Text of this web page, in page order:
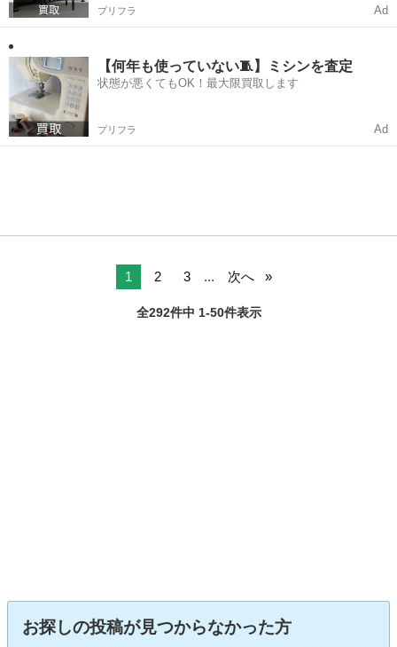
プリフラ Ad
【何年も使っていない🧵】ミシンを査定
状態が悪くてもOK！最大限買取します
プリフラ Ad
1 2 3 ... 次へ
全292件中 1-50件表示
お探しの投稿が見つからなかった方